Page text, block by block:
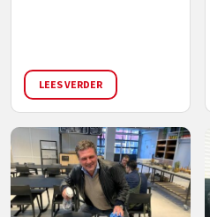
LEES VERDER